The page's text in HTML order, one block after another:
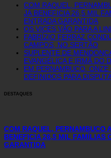
COM RAQUEL,
JÁ BENEFICIA 26,5 MIL
ENTRADA GARANTIDA
OS VICES VÃO PARA A
FABRÍZIO FERRAZ
CAMPOS, NO SERTÃO
SUPLENTE DE
EVANGÉLICA E IRMÃ DO
EM PERNAMBUCO,
DEFINIDOS PARA
DESTAQUES
COM RAQUEL, PERNAMBUCO
BENEFICIA 26,5 MIL FAMÍLIAS
GARANTIDA